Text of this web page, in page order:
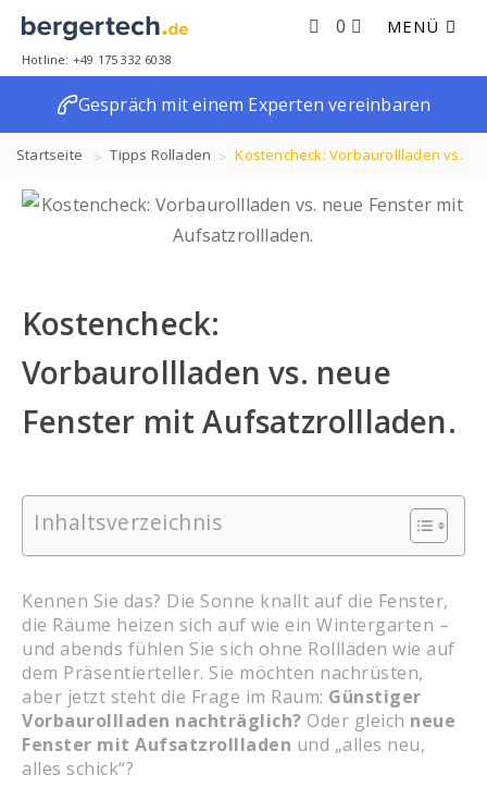
MENÜ
0
Hotline: +49 175 332 6038
Gespräch mit einem Experten vereinbaren
Startseite Tipps Rolladen Kostencheck: Vorbaurollladen vs.
neue Fenster mit Aufsatzrollladen.
Kostencheck:
Vorbaurollladen vs. neue
Fenster mit Aufsatzrollladen.
Inhaltsverzeichnis
Kennen Sie das? Die Sonne knallt auf die Fenster,
die Räume heizen sich auf wie ein Wintergarten –
und abends fühlen Sie sich ohne Rollläden wie auf
dem Präsentierteller. Sie möchten nachrüsten,
aber jetzt steht die Frage im Raum: Günstiger
Vorbaurollladen nachträglich? Oder gleich neue
Fenster mit Aufsatzrollladen und „alles neu,
alles schick“?